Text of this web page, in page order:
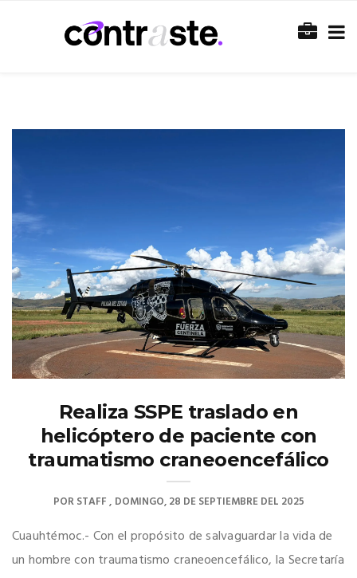
Realiza SSPE traslado en
helicóptero de paciente con
traumatismo craneoencefálico
PORSTAFF DOMINGO, 28 DE SEPTIEMBRE DEL 2025
Cuauhtémoc.- Con el propósito de salvaguardar la vida de
un hombre con traumatismo craneoencefálico, la Secretaría